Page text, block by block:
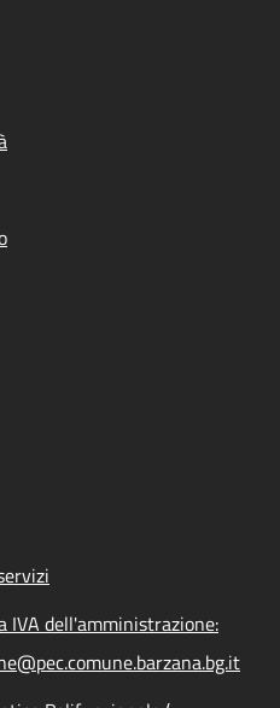
IVA dell'amministrazione: